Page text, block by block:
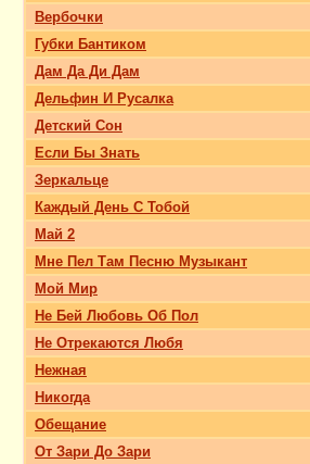
Вербочки
Губки Бантиком
Дам Да Ди Дам
Дельфин И Русалка
Детский Сон
Если Бы Знать
Зеркальце
Каждый День С Тобой
Май 2
Мне Пел Там Песню Музыкант
Мой Мир
Не Бей Любовь Об Пол
Не Отрекаются Любя
Нежная
Никогда
Обещание
От Зари До Зари